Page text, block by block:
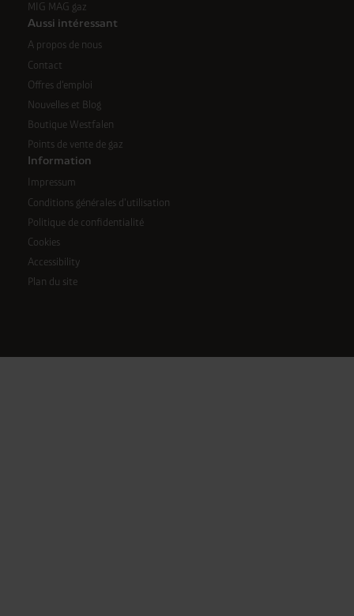
MIG MAG gaz
Aussi intéressant
A propos de nous
Contact
Offres d'emploi
Nouvelles et Blog
Boutique Westfalen
Points de vente de gaz
Information
Impressum
Conditions générales d'utilisation
Politique de confidentialité
Cookies
Accessibility
Plan du site